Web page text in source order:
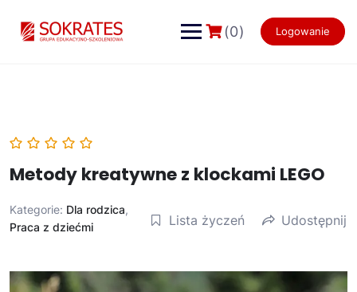
content
(0) Logowanie
Metody kreatywne z klockami LEGO
Kategorie: Dla rodzica,
Praca z dziećmi
Lista życzeń Udostępnij